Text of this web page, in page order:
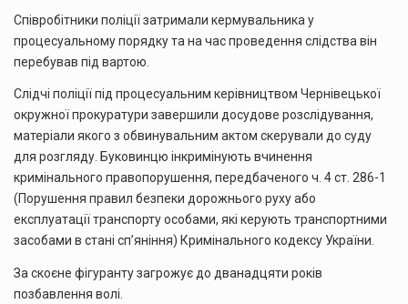
Співробітники поліції затримали кермувальника у
процесуальному порядку та на час проведення слідства він
перебував під вартою.
Слідчі поліції під процесуальним керівництвом Чернівецької
окружної прокуратури завершили досудове розслідування,
матеріали якого з обвинувальним актом скерували до суду
для розгляду. Буковинцю інкримінують вчинення
кримінального правопорушення, передбаченого ч. 4 ст. 286-1
(Порушення правил безпеки дорожнього руху або
експлуатації транспорту особами, які керують транспортними
засобами в стані сп’яніння) Кримінального кодексу України.
За скоєне фігуранту загрожує до дванадцяти років
позбавлення волі.